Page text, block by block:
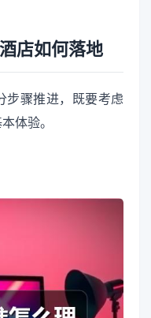
店如何落地
步骤推进，既要考虑
体验。